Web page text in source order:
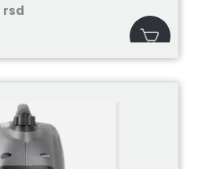
rsd